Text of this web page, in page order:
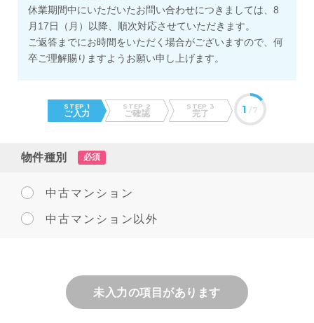
休業期間中にいただいたお問い合わせにつきましては、8
月17日（月）以降、順次対応させていただきます。
ご返答までにお時間をいただく場合がございますので、何
卒ご理解賜りますようお願い申し上げます。
STEP 1
ご入力
STEP 2
ご確認
STEP 3
完了 1 /7
物件種別 必須
中古マンション
中古マンション以外
未入力の項目があります